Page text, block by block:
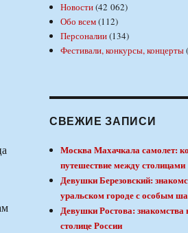
Новости(42 062)
Обо всем(112)
Персоналии(134)
Фестивали, конкурсы, концерты
СВЕЖИЕ ЗАПИСИ
Москва Махачкала самолет:
путешествие между столицами
Девушки Березовский:
уральском городе с особым
Девушки Ростова:
столице России